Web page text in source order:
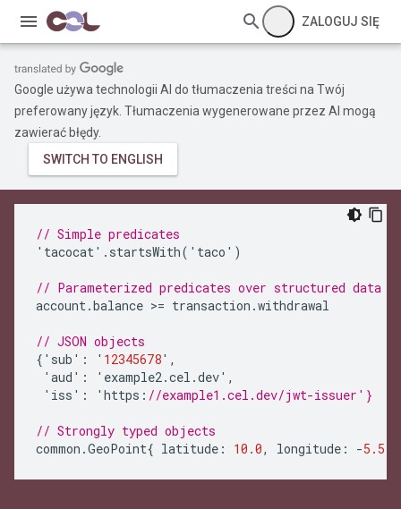
ZALOGUJ SIĘ
Google używa technologii AI do tłumaczenia treści na Twój
preferowany język. Tłumaczenia wygenerowane przez AI mogą
zawierać błędy.
// Simple predicates
' tacocat' . startsWith( ' taco ' )
// Parameterized predicates over structured data
account.balance >= transaction .withdrawal
// JSON objects
{ ' sub ' : ' 12345678' ,
' aud ' : ' example2.cel .dev' ,
' iss ' : ' https : //example1.cel.dev/jwt-issuer'}
// Strongly typed objects
common .GeoPoint{ latitude : 10.0, longitude : -5.5